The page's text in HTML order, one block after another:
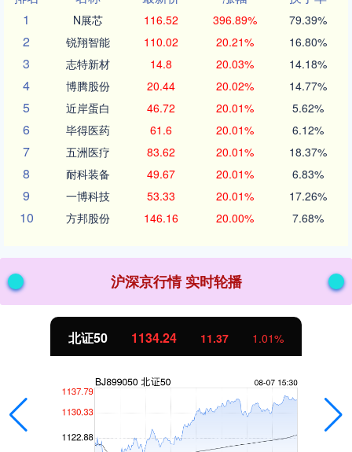
1
N展芯 116.52 396.89% 79.39%
2 锐翔智能 110.02 20.21% 16.80%
3 志特新材 14.8 20.03% 14.18%
4 博腾股份 20.44 20.02% 14.77%
5 近岸蛋白 46.72 20.01% 5.62%
6 毕得医药 61.6 20.01% 6.12%
7 五洲医疗 83.62 20.01% 18.37%
8 耐科装备 49.67 20.01% 6.83%
9 一博科技 53.33 20.01% 17.26%
10 方邦股份 146.16 20.00% 7.68%
沪深京行情 实时轮播
北证50 1134.24 11.37 1.01%